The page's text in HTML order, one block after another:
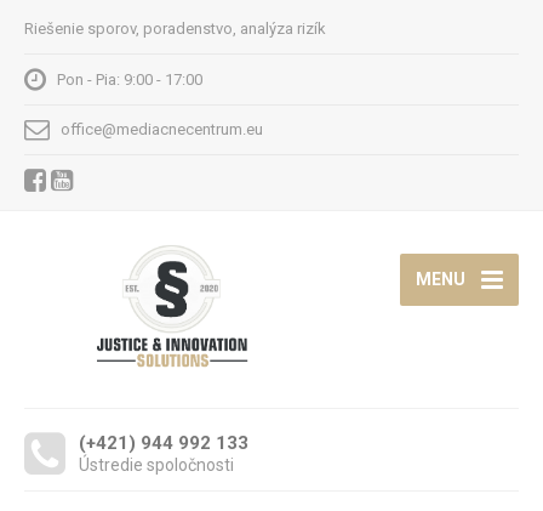
Riešenie sporov, poradenstvo, analýza rizík
Pon - Pia: 9:00 - 17:00
office@mediacnecentrum.eu
(+421) 944 992 133
Ústredie spoločnosti
MENU